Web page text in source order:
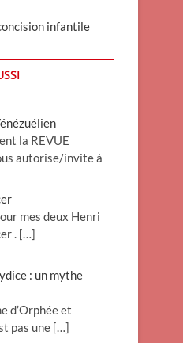
infantile
la REVUE
autorise/invite à
mes deux Henri
. […]
: un mythe
d’Orphée et
pas une […]